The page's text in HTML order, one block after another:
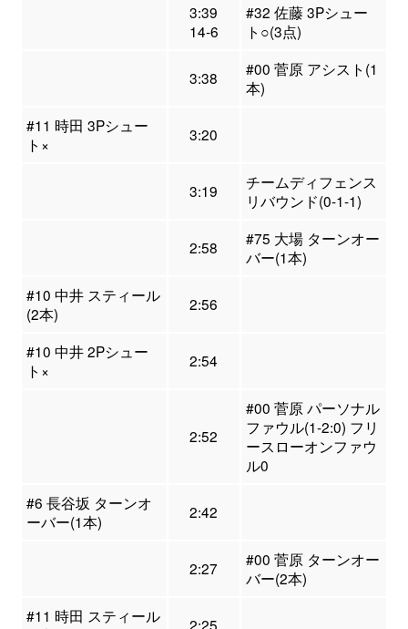
3:39
14-6
#32 佐藤 3Pシュー
ト○(3点)
3:38
#00 菅原 アシスト(1
本)
#11 時田 3Pシュー
ト×
3:20
3:19
チームディフェンス
リバウンド(0-1-1)
2:58
#75 大場 ターンオー
バー(1本)
#10 中井 スティール
(2本)
2:56
#10 中井 2Pシュー
ト×
2:54
2:52
#00 菅原 パーソナル
ファウル(1-2:0) フリ
ースローオンファウ
ル0
#6 長谷坂 ターンオ
ーバー(1本)
2:42
2:27
#00 菅原 ターンオー
バー(2本)
#11 時田 スティール
2:25